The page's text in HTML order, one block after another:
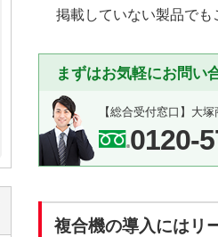
掲載していない製品で
まずはお気軽にお問い
【総合受付窓口】 大塚
0120-
複合機の導入にはリ